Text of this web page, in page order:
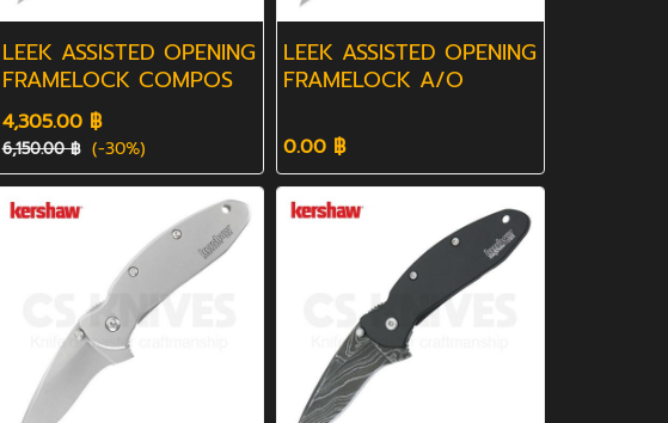
LEEK ASSISTED OPENING
FRAMELOCK COMPOS
4,305.00 ฿
6,150.00 ฿ (-30%)
LEEK ASSISTED OPENING
FRAMELOCK A/O
0.00 ฿